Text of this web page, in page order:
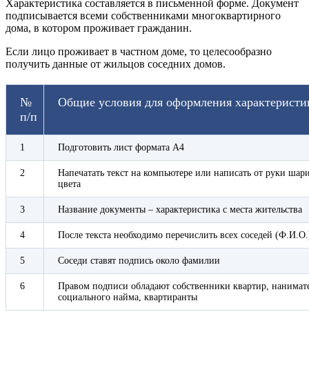
Характеристика составляется в письменной форме. Документ
подписывается всеми собственниками многоквартирного
дома, в котором проживает гражданин.
Если лицо проживает в частном доме, то целесообразно
получить данные от жильцов соседних домов.
№
п/п
Общие условия для оформления
1 Подготовить лист формата А4
2
Напечатать текст на компьютере или написать от руки
цвета
3 Название документы – характеристика с места жительства
4 После текста необходимо перечислить всех соседей
5 Соседи ставят подпись около фамилии
6
Правом подписи обладают собственники квартир,
социального найма, квартиранты